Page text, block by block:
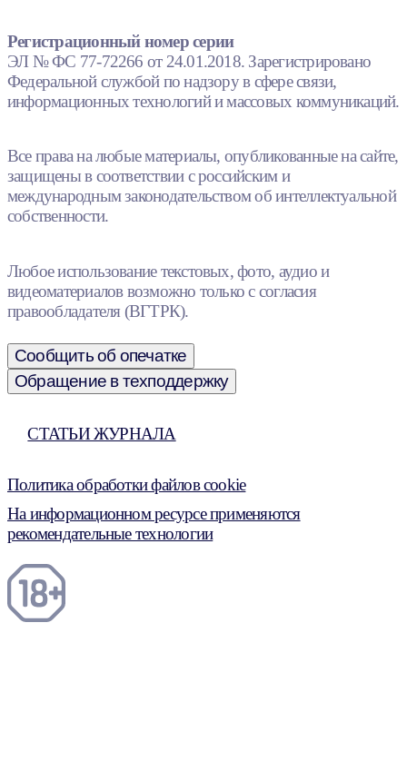
Регистрационный номер серии
ЭЛ № ФС 77-72266 от 24.01.2018. Зарегистрировано
Федеральной службой по надзору в сфере связи,
информационных технологий и массовых коммуникаций.
Все права на любые материалы, опубликованные на сайте,
защищены в соответствии с российским и
международным законодательством об интеллектуальной
собственности.
Любое использование текстовых, фото, аудио и
видеоматериалов возможно только с согласия
правообладателя (ВГТРК).
Сообщить об опечатке
Обращение в техподдержку
СТАТЬИ ЖУРНАЛА
Политика обработки файлов cookie
На информационном ресурсе применяются
рекомендательные технологии